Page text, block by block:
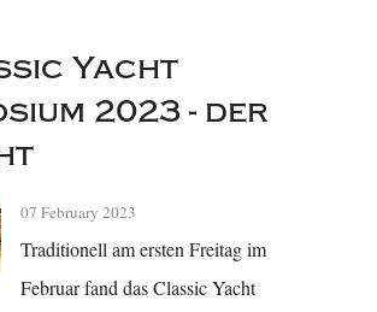
Yacht
2023 - der
07 February 2023
Traditionell am ersten Freitag im
Februar fand das Classic Yacht